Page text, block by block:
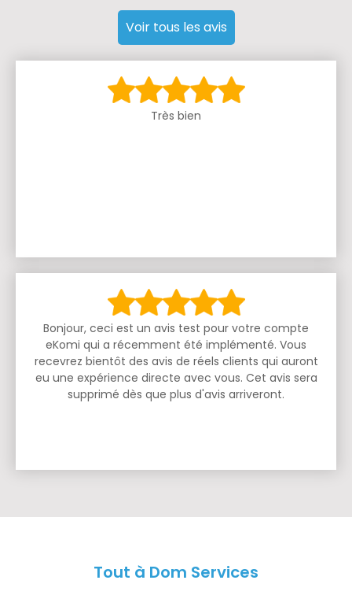
Voir tous les avis
Très bien
Bonjour, ceci est un avis test pour votre compte
eKomi qui a récemment été implémenté. Vous
recevrez bientôt des avis de réels clients qui auront
eu une expérience directe avec vous. Cet avis sera
supprimé dès que plus d'avis arriveront.
Tout à Dom Services